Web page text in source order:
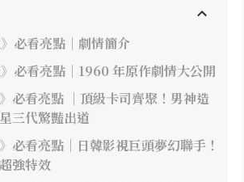
必看亮點｜劇情簡介
》必看亮點｜1960 年原作劇情大公開
必看亮點 ｜頂級卡司齊聚！男神造
三代驚豔出道
必看亮點｜日韓影視巨頭夢幻聯手！
強特效